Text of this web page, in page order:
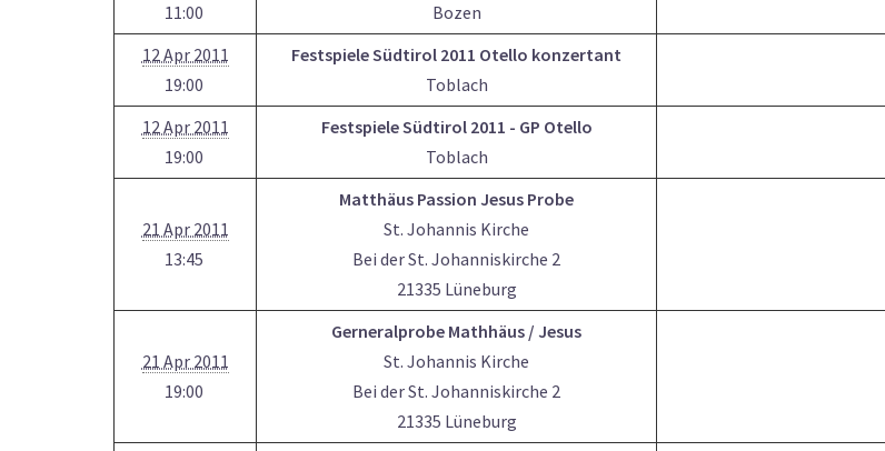
11:00
Bozen
12 Apr 2011
19:00
Festspiele Südtirol 2011 Otello konzertant
Toblach
12 Apr 2011
19:00
Festspiele Südtirol 2011 - GP Otello
Toblach
21 Apr 2011
13:45
Matthäus Passion Jesus Probe
St. Johannis Kirche
Bei der St. Johanniskirche 2
21335 Lüneburg
21 Apr 2011
19:00
Gerneralprobe Mathhäus / Jesus
St. Johannis Kirche
Bei der St. Johanniskirche 2
21335 Lüneburg